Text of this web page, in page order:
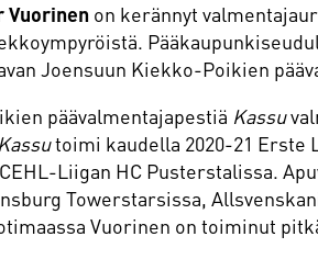
Vuorinen on kerännyt
Joensuun Kiekko-Poikien
päävalmentajapestiä Kassu
Kassutoimi kaudella 2020-21 Erste
Liigan HC Pusterstalissa.
Towerstarsissa,
Vuorinen on toiminut